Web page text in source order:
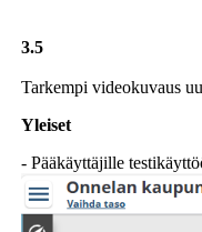
3.5
Tarkempi videokuvaus
Yleiset
- Pääkäyttäjille